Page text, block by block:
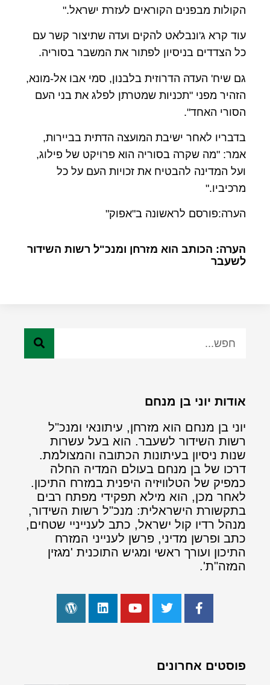
הקולות מבפנים הקוראים לעזרת ישראל."
עוד קרא ג'ונבלאט להקים ועדה שתיצור קשר עם
כל הצדדים בניסיון לפתור את המשבר בסוריה.
גם שיח' העדה הדרוזית בלבנון, סמי אבו אל-מונא,
הזהיר מפני "תכניות שמטרתן לפלג את בני העם
הסורי האחד".
בדבריו לאחר ישיבת המועצה הדתית בביירות,
אמר: "מה שקרה בסוריה הוא פרויקט של פילוג,
ועל המדינה להבטיח את זכויות העם על כל
מרכיביו."
הערה:פורסם לראשונה ב"אפוק"
הערה: הכותב הוא מזרחן ומנכ"ל רשות השידור
לשעבר
אודות יוני בן מנחם
יוני בן מנחם הוא מזרחן, עיתונאי ומנכ"ל
רשות השידור לשעבר. הוא בעל עשרות
שנות ניסיון בעיתונות הכתובה והמצולמת.
דרכו של בן מנחם בעולם המדיה החלה
כמפיק של הטלוויזיה היפנית במזרח התיכון.
לאחר מכן, הוא מילא תפקידי מפתח רבים
בתקשורת הישראלית: מנכ"ל רשות השידור,
מנהל רדיו קול ישראל, כתב לענייניי שטחים,
כתב ופרשן מדיני, פרשן לענייני המזרח
התיכון ועורך ראשי ומגיש התוכנית 'מגזין
המזה"ת'.
פוסטים אחרונים